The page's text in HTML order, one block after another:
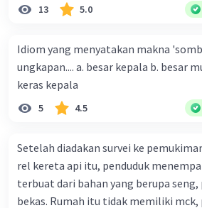
suatu produk oleh konsumen,
perusahaan kepada konsumen. Urutan yang tepat agar
menjadi teks eksposisi yang padu adalah .... A.
(4)-(5) B. (2)-(1)-(3)-(4)-(5) C. (3)-(1)-(2)-(5)-(4) D. (3)-(5)-
(4)-(1)-(2) E. (5)-(1)-(3)-(4)-(2)
13 5.0
Idiom yang menyatakan makna
ungkapan.... a. besar kepala b. besar mulut c. tinggi hati d.
keras kepala
5 4.5
Setelah diadakan survei ke
rel kereta api itu, penduduk
terbuat dari bahan yang berupa seng,
bekas. Rumah itu tidak memiliki mck,